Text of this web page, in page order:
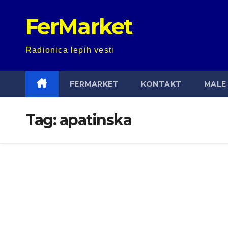
FerMarket
Radionica lepih vesti
FERMARKET KONTAKT MALE
Tag:apatinska